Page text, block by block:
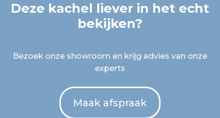
Deze kachel liever in het echt
bekijken?
Bezoek onze showroom en krijg advies van onze
experts
Maak afspraak